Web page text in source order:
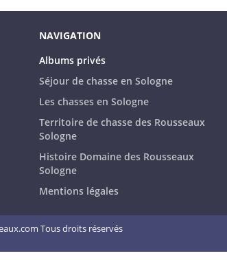
NAVIGATION
Albums privés
Séjour de chasse en Sologne
Les chasses en Sologne
Territoire de chasse des Rousseaux
Sologne
Histoire Domaine des Rousseaux
Sologne
Mentions légales
Tous droits réservés